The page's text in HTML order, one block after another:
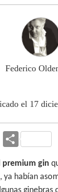
Federico
el 17
T
er
C
o
m
p
premium gin
ya habían